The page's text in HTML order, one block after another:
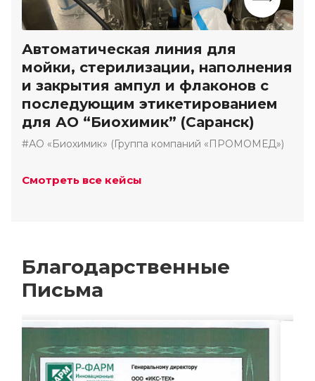
Автоматическая линия для
мойки, стерилизации, наполнения
и закрытия ампул и флаконов с
последующим этикетированием
для АО “Биохимик” (Саранск)
#АО «Биохимик» (Группа компаний «ПРОМОМЕД»)
Смотреть все кейсы
Благодарственные
Письма